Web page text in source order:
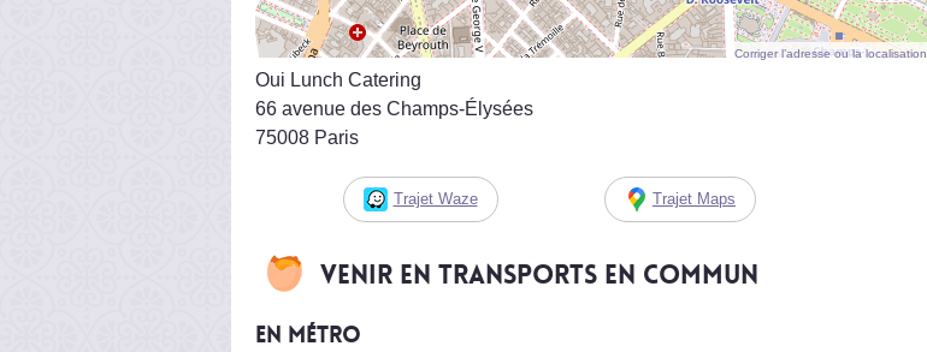
Corriger l’adresse ou la localisation
Oui Lunch Catering
66 avenue des Champs-Élysées
75008 Paris
Trajet Waze Trajet Maps
Venir en transports en commun
En métro